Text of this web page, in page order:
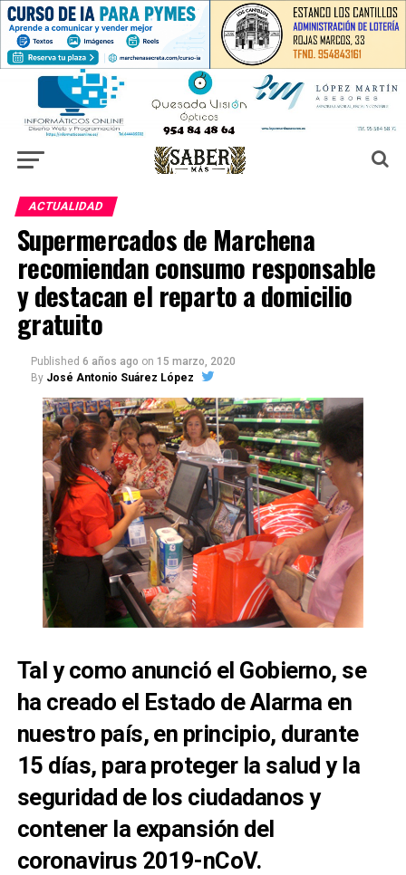
ACTUALIDAD
Supermercados de Marchena
recomiendan consumo responsable
y destacan el reparto a domicilio
gratuito
Published 6 años ago on 15 marzo, 2020
By José Antonio Suárez López
Tal y como anunció el Gobierno, se
ha creado el Estado de Alarma en
nuestro país, en principio, durante
15 días, para proteger la salud y la
seguridad de los ciudadanos y
contener la expansión del
coronavirus 2019-nCoV.